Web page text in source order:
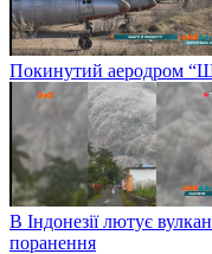
Покинутий аеродром
В Індонезії лютує
поранення